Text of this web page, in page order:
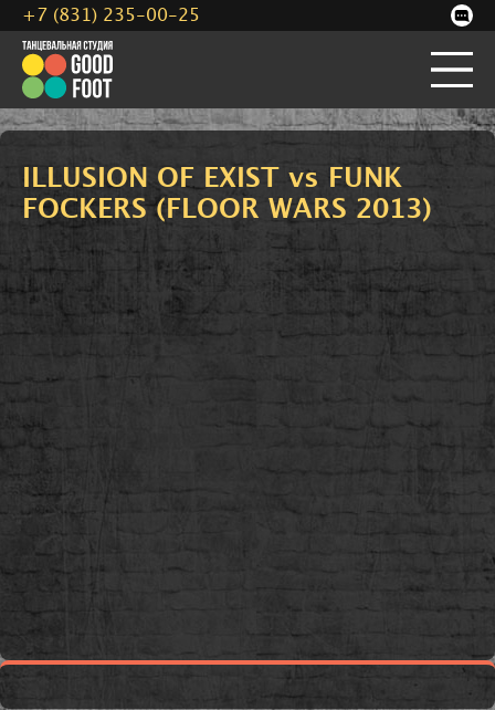
ILLUSION OF EXIST vs FUNK
FOCKERS (FLOOR WARS 2013)
+7 (831) 235-00-25